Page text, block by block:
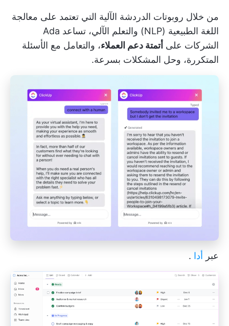
من خلال روبوتات الدردشة الآلية التي تعتمد على معالجة
اللغة الطبيعية (NLP) والتعلم الآلي، تساعد Ada
الشركات على أتمتة دعم العملاء، والتعامل مع الأسئلة
المتكررة، وحل المشكلات بسرعة.
عبر أدا .